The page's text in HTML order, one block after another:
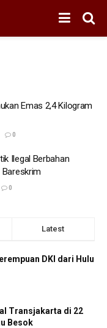
Emas 2,4 Kilogram
0
Ilegal Berbahan
0
Latest
DKI dari Hulu
Transjakarta di 22
Besok